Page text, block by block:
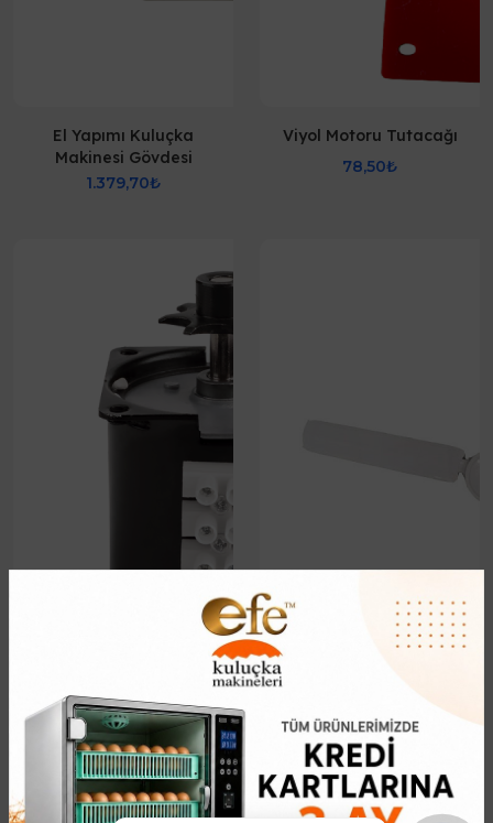
El Yapımı Kuluçka
Makinesi Gövdesi
1.379,70₺
Viyol Motoru Tutacağı
78,50₺
65 KG Kuluçka Makinesi
Çevirme Motoru
1.046,67₺
Büyük Kuluçka Makinası
Fan
2.806,97₺